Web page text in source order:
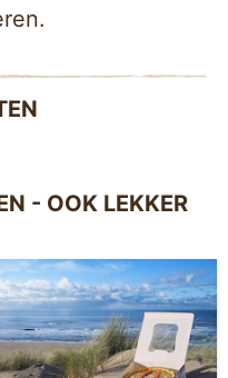
- OOK LEKKER